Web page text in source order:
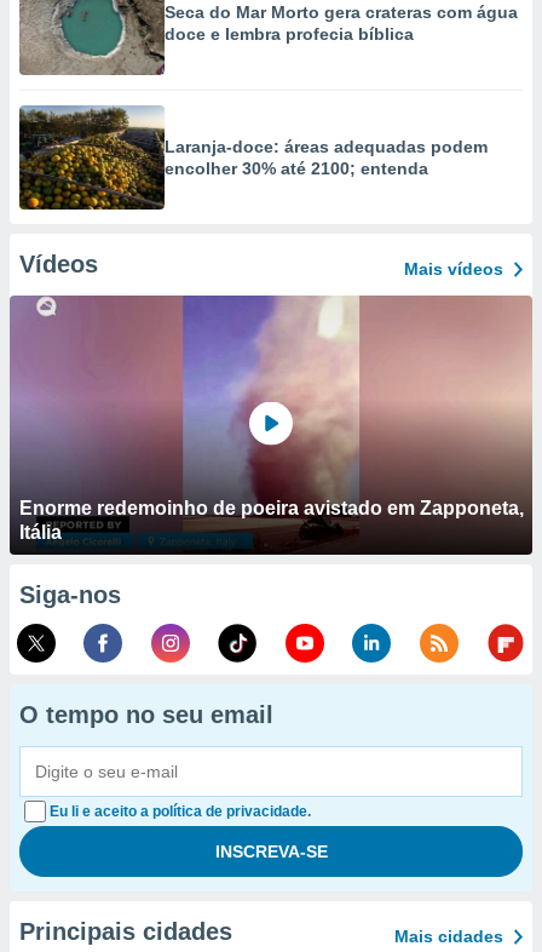
Seca do Mar Morto gera crateras com água
doce e lembra profecia bíblica
Laranja-doce: áreas adequadas podem
encolher 30% até 2100; entenda
Vídeos Mais vídeos
Enorme redemoinho de poeira avistado em Zapponeta,
Itália
Siga-nos
O tempo no seu email
Eu li e aceito a política de privacidade.
Principais cidades Mais cidades